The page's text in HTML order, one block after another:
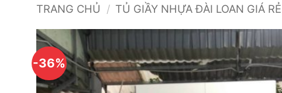
TRANG CHỦ / TỦ GIẦY NHỰA ĐÀI LOAN GIÁ RẺ
-36%